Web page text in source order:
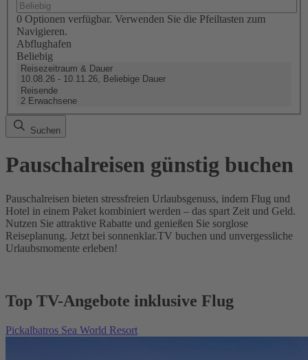
0 Optionen verfügbar. Verwenden Sie die Pfeiltasten zum
Navigieren.
Abflughafen
Beliebig
Reisezeitraum & Dauer
10.08.26 - 10.11.26, Beliebige Dauer
Reisende
2 Erwachsene
Suchen
Pauschalreisen günstig buchen
Pauschalreisen bieten stressfreien Urlaubsgenuss, indem Flug und
Hotel in einem Paket kombiniert werden – das spart Zeit und Geld.
Nutzen Sie attraktive Rabatte und genießen Sie sorglose
Reiseplanung. Jetzt bei sonnenklar.TV buchen und unvergessliche
Urlaubsmomente erleben!
Top TV-Angebote inklusive Flug
Pickalbatros Sea World Resort